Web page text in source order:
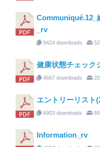
Communiqué.12_
_rv
9424 downloads
健康状態チェック
4667 downloads
エントリーリスト
6903 downloads
Information_rv